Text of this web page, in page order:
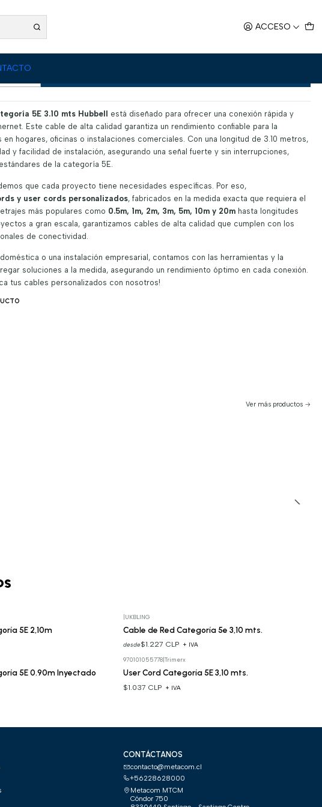
ACCESO
Categoría 5E 3,10 mts
5E 3.10 mts Hubbell
está diseñado para ofrecer una conexión rápida y
Este cable de alta calidad garantiza un rendimiento confiable para la
en hogares, oficinas o instalaciones comerciales. Con una longitud de 3.10 metros,
y facilidad de instalación, asegurando una señal fuerte y sin interrupciones,
de la categoría 5E.
que cada proyecto tiene necesidades específicas. Por eso,
y user cords personalizados, fabricados en la medida exacta que requiera el
más populares como 0.5m, 1m, 2m, 3m, 5m, 10m y 20mhasta longitudes
a gran escala, garantizamos cables de alta calidad que cumplen con los
de conectividad.
o una instalación empresarial, contamos con las herramientas y la
soluciones a la medida, asegurando un rendimiento óptimo en cada conexión.
tus cables personalizados con nosotros!
Ver más productos
5E 2,10m
UKBLING
Cable de Red Categoría 5e 3,10 mts.
desde$1.227 CLP + IVA
5E 0.90m Inyectado
970101055778| Trimerx
User Cord Categoría 5E 3,10 mts.
$1.037 CLP + IVA
CONTÁCTANOS
contacto@metacom.cl
+56228628000
Metacom MTCM
Cóndor 750